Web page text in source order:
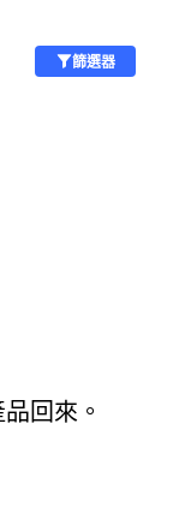
篩選器
回來。